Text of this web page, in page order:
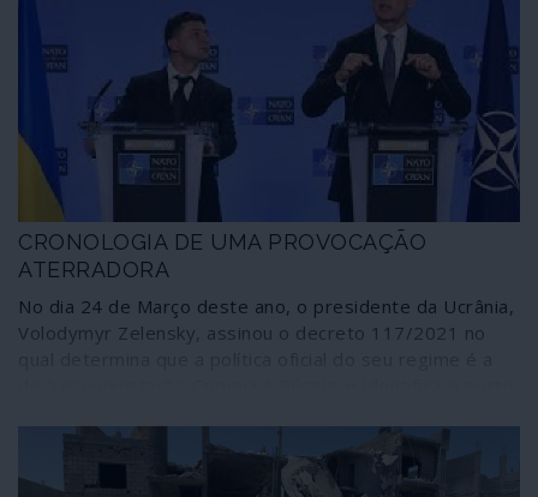
CRONOLOGIA DE UMA PROVOCAÇÃO
ATERRADORA
No dia 24 de Março deste ano, o presidente da Ucrânia,
Volodymyr Zelensky, assinou o decreto 117/2021 no
iniciativa foi acompanhada pelo transporte de avultados
meios de guerra, incluindo comboios de tanques, em
direcção ao Leste ucraniano, a região onde Kiev tem